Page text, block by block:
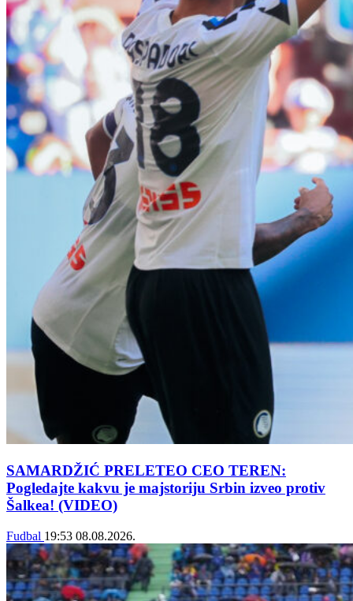
SAMARDŽIĆ PRELETEO CEO TEREN:
Pogledajte kakvu je majstoriju Srbin izveo protiv
Šalkea! (VIDEO)
Fudbal 19:53 08.08.2026.